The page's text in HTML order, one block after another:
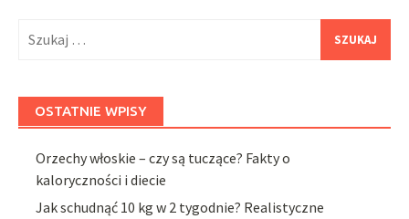
OSTATNIE WPISY
Orzechy włoskie – czy są tuczące? Fakty o
kaloryczności i diecie
Jak schudnąć 10 kg w 2 tygodnie? Realistyczne